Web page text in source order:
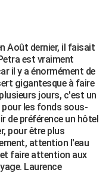
Août dernier, il faisait
est vraiment
il y a énormément de
gigantesque à faire
jours, c'est un
pour les fonds sous-
de préférence un hôtel
pour être plus
attention l'eau
faire attention aux
Laurence